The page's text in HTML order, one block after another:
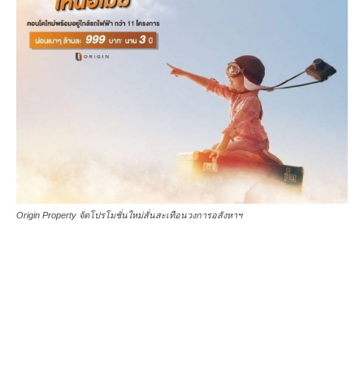
Origin Property จัดโปรโมชั่นใหม่สั่นสะเทือนวงการอสังหาฯ